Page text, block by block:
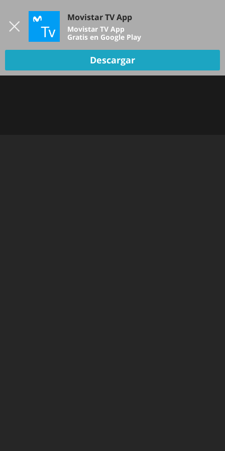
TV EN VIVO
Movistar TV App
Movistar TV App
Gratis en Google Play
Descargar